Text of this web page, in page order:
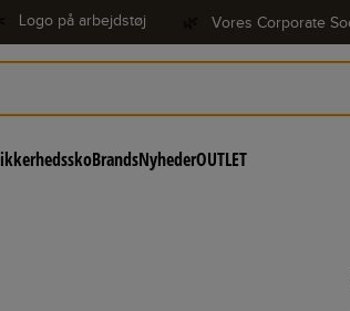
Logo på arbejdstøj Vores Corporate
BrandsNyhederOUTLET